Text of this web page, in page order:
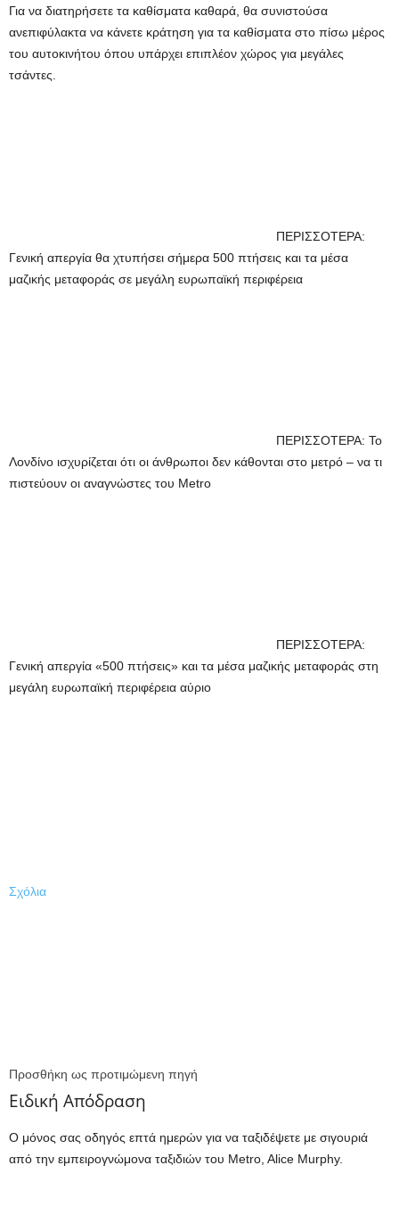
Για να διατηρήσετε τα καθίσματα καθαρά, θα συνιστούσα
ανεπιφύλακτα να κάνετε κράτηση για τα καθίσματα στο πίσω μέρος
του αυτοκινήτου όπου υπάρχει επιπλέον χώρος για μεγάλες
τσάντες.
ΠΕΡΙΣΣΟΤΕΡΑ:
Γενική απεργία θα χτυπήσει σήμερα 500 πτήσεις και τα μέσα
μαζικής μεταφοράς σε μεγάλη ευρωπαϊκή περιφέρεια
ΠΕΡΙΣΣΟΤΕΡΑ: Το
Λονδίνο ισχυρίζεται ότι οι άνθρωποι δεν κάθονται στο μετρό – να τι
πιστεύουν οι αναγνώστες του Metro
ΠΕΡΙΣΣΟΤΕΡΑ:
Γενική απεργία «500 πτήσεις» και τα μέσα μαζικής μεταφοράς στη
μεγάλη ευρωπαϊκή περιφέρεια αύριο
Σχόλια
Προσθήκη ως προτιμώμενη πηγή
Ειδική Απόδραση
Ο μόνος σας οδηγός επτά ημερών για να ταξιδέψετε με σιγουριά
από την εμπειρογνώμονα ταξιδιών του Metro, Alice Murphy.